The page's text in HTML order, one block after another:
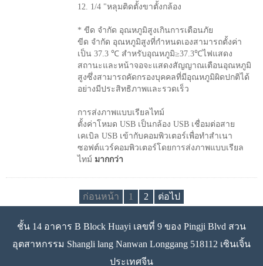
12. 1/4 "หลุมติดตั้งขาตั้งกล้อง
* ขีด จำกัด อุณหภูมิสูงเกินการเตือนภัย
ขีด จำกัด อุณหภูมิสูงที่กำหนดเองสามารถตั้งค่า
เป็น 37.3 ℃ สำหรับอุณหภูมิ≥37.3℃ไฟแสดง
สถานะและหน้าจอจะแสดงสัญญาณเตือนอุณหภูมิ
สูงซึ่งสามารถคัดกรองบุคคลที่มีอุณหภูมิผิดปกติได้
อย่างมีประสิทธิภาพและรวดเร็ว
การส่งภาพแบบเรียลไทม์
ตั้งค่าโหมด USB เป็นกล้อง USB เชื่อมต่อสาย
เคเบิล USB เข้ากับคอมพิวเตอร์เพื่อทำสำเนา
ซอฟต์แวร์คอมพิวเตอร์โดยการส่งภาพแบบเรียล
ไทม์ มากกว่า
ก่อนหน้า 1 2 ต่อไป
ชั้น 14 อาคาร B Block Huayi เลขที่ 9 ของ Pingji Blvd สวน
อุตสาหกรรม Shangli lang Nanwan Longgang 518112 เซินเจิ้น
ประเทศจีน